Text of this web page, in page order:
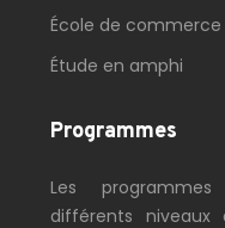
École de commerce
Étude en amphi
Programmes
Les
différents niveaux